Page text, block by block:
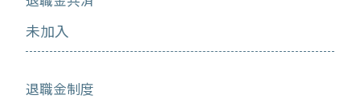
未加入
退職金制度